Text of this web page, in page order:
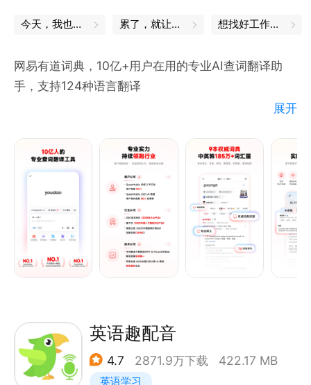
【个性学习 - 记得牢】
• 加入班级、同桌，完成学习奖励多
• 组队打卡分享，让进步随时随地发生
今天，我也是勇敢的打工人 累了，就让身体出去放松一下 想找好工作？试试这款APP
网易有道词典，10亿+用户在用的专业AI查词翻译助
手，支持124种语言翻译
· 收录《全新牛津词典》《韦氏大学英语词典》《柯林
斯高级英汉双解大词典》等9本中英韩权威词典，覆盖
· 内置经济、金融、医学、数学、物理、化学六大专业
术语库
· 提供专业释义、地道发音、双语例句等查询能力
语速。会后保存原文译文，生成AI纪要和脑图
· 文档翻译：内置百万级专业术语量，1:1保留原文排版
· 支持拍照和实景AR翻译、文本翻译、对话翻译
展开
英语趣配音
4.7 2871.9万下载 422.17 MB
英语学习